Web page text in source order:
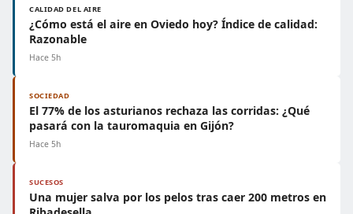
CALIDAD DEL AIRE
¿Cómo está el aire en Oviedo hoy? Índice de calidad:
Razonable
Hace 5h
SOCIEDAD
El 77% de los asturianos rechaza las corridas: ¿Qué
pasará con la tauromaquia en Gijón?
Hace 5h
SUCESOS
Una mujer salva por los pelos tras caer 200 metros en